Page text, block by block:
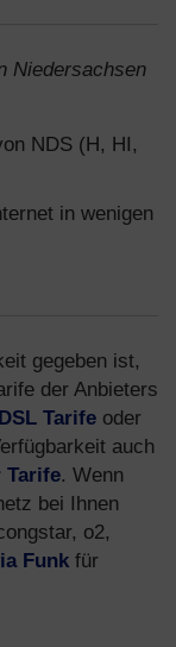
Niedersachsen
NDS (H, HI,
in wenigen
gegeben ist,
der Anbieters
DSL Tarife oder
auch
Tarife. Wenn
bei Ihnen
o2,
Funk für